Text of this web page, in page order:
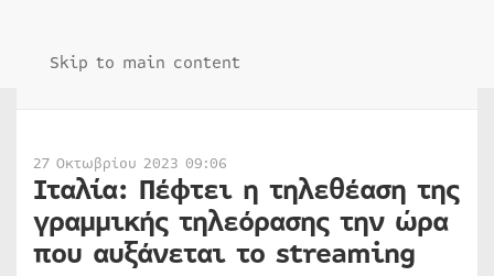
Skip to main content
27 Οκτωβρίου 2023 09:06
Ιταλία: Πέφτει η τηλεθέαση της
γραμμικής τηλεόρασης την ώρα
που αυξάνεται το streaming